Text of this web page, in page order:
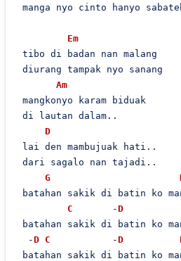
manga nyo cinto hanyo
Em
tibo di badan nan malang
diurang tampak nyo sanang
Am
mangkonyo karam biduak
di lautan dalam..
D
lai den mambujuak hati..
dari sagalo nan tajadi..
G
batahan sakik di batin ko
C
       -
D
batahan sakik di batin ko
  -
D C
           -
D
batahan sakik di batin ko